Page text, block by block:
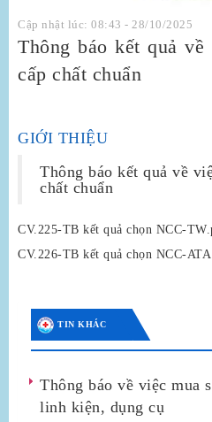
Cập nhật lúc: 08:43 - 28/10/2025
Thông báo kết quả
cấp chất chuẩn
GIỚI THIỆU
Thông báo kết quả về
chất chuẩn
CV.225-TB kết quả chọn NCC-
CV.226-TB kết quả chọn NCC-
TIN KHÁC
Thông báo về việc mua
linh kiện, dụng cụ